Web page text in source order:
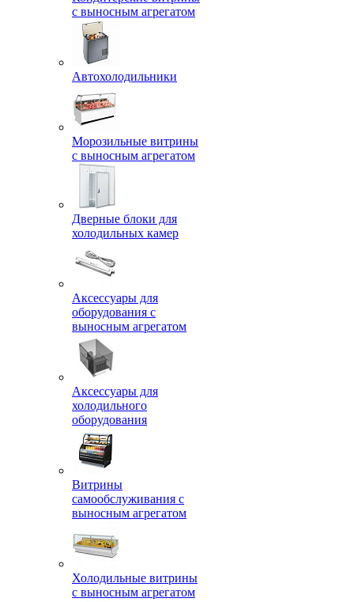
с выносным агрегатом
Автохолодильники
Морозильные витрины
с выносным агрегатом
Дверные блоки для
холодильных камер
Аксессуары для
оборудования с
выносным агрегатом
Аксессуары для
холодильного
оборудования
Витрины
самообслуживания с
выносным агрегатом
Холодильные витрины
с выносным агрегатом